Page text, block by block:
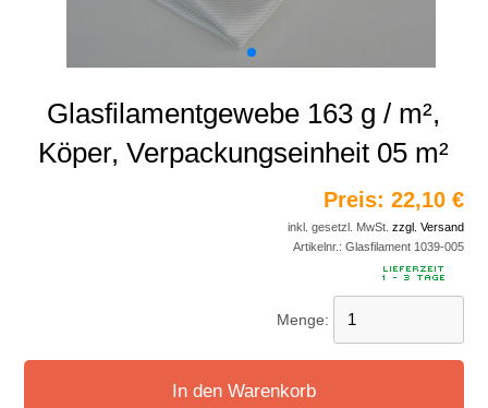
Glasfilamentgewebe 163 g / m²,
Köper, Verpackungseinheit 05 m²
Preis: 22,10 €
inkl. gesetzl. MwSt. zzgl. Versand
Artikelnr.: Glasfilament 1039-005
Menge:
In den Warenkorb